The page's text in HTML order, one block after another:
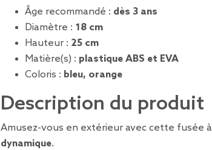
Âge recommandé : dès 3 ans
Diamètre : 18 cm
Hauteur : 25 cm
Matière(s) : plastique ABS et EVA
Coloris : bleu, orange
Description du produit
Amusez-vous en extérieur avec cette fusée
dynamique.